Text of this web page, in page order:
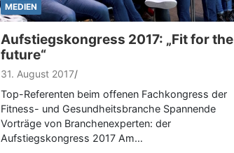
MEDIEN
Aufstiegskongress 2017: „Fit for the
future“
31. August 2017
Top-Referenten beim offenen Fachkongress der
Fitness- und Gesundheitsbranche Spannende
Vorträge von Branchenexperten: der
Aufstiegskongress 2017 Am…